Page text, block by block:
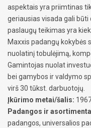
aspektais yra priimtinas
geriausias visada gali
paslaugų teikimas yra
Maxxis padangų kokybės
nuolatinį tobulėjimą,
Gamintojas nuolat
bei gamybos ir valdymo
virš 30 tūkst. darbuotojų.
Įkūrimo metai/šalis:
Padangos ir
padangos, universalios